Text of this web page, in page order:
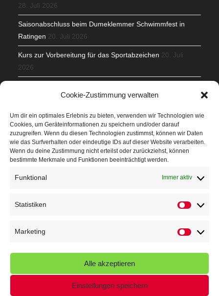
Cookie-Zustimmung verwalten
Um dir ein optimales Erlebnis zu bieten, verwenden wir Technologien wie
Cookies, um Geräteinformationen zu speichern und/oder darauf
zuzugreifen. Wenn du diesen Technologien zustimmst, können wir Daten
wie das Surfverhalten oder eindeutige IDs auf dieser Website verarbeiten.
Wenn du deine Zustimmung nicht erteilst oder zurückziehst, können
bestimmte Merkmale und Funktionen beeinträchtigt werden.
Funktional Immer aktiv
Statistiken
Marketing
Alle akzeptieren
Einstellungen speichern
28. Juli 2026
Saisonabschluss beim Dumeklemmer Schwimmfest in
Ratingen 20. Juli 2026
Kurs zur Vorbereitung für das Sportabzeichen 20. Juli
2026
Veranstaltungen
Höffner Run
Kindersportfest